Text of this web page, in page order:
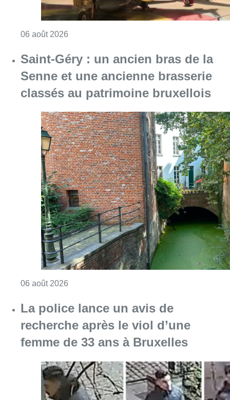
06 août 2026Consulter l'article "Saint-Géry : un ancien
La police lance un avis de
recherche après le viol d’une
femme de 33 ans à Bruxelles
06 août 2026 Consulter l'article "La police lance un avis